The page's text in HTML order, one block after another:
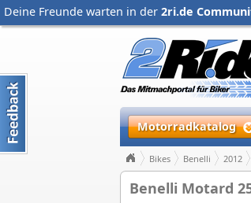
Deine Freunde warten in der 2ri.de
Motorradkatalog
Bikes Benelli 2012
Benelli Motard